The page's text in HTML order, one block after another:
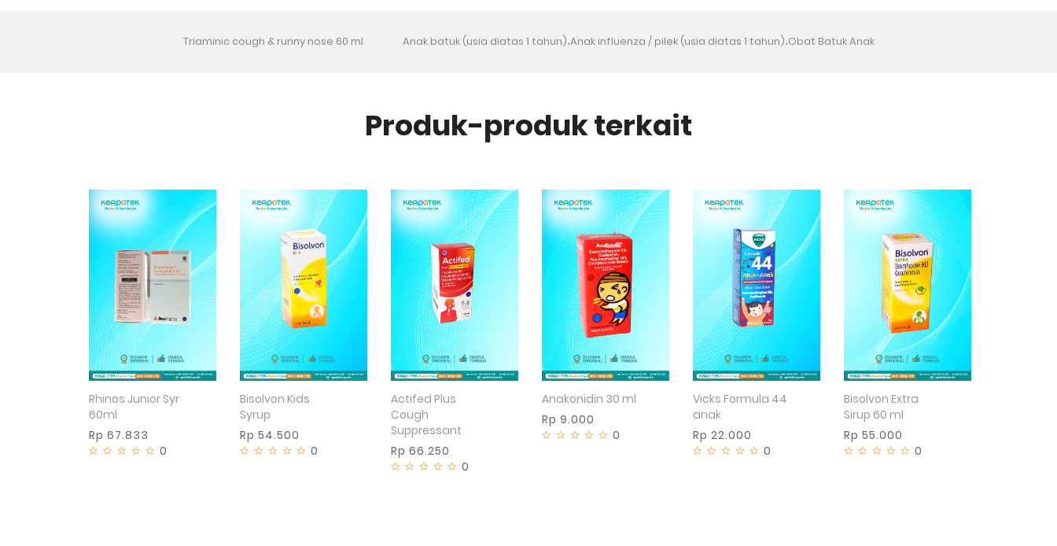
Triaminic cough & runny nose 60 ml Anak batuk (usia diatas 1 tahun)،Anak influenza / pilek (usia diatas 1 tahun)،Obat Batuk Anak
Produk-produk terkait
Rhinos Junior Syr
60ml
Rp 67.833
0
Bisolvon Kids
Syrup
Rp 54.500
0
Actifed Plus
Cough
Suppressant
Rp 66.250
0
Anakonidin 30 ml
Rp 9.000
0
Vicks Formula 44
anak
Rp 22.000
0
Bisolvon Extra
Sirup 60 ml
Rp 55.000
0